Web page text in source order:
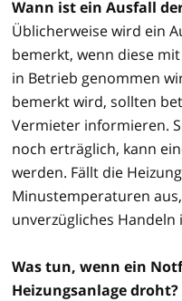
Wann ist ein Ausfall
Üblicherweise wird ein
bemerkt, wenn diese
in Betrieb genommen
bemerkt wird, sollten
Vermieter informieren.
noch erträglich, kann
werden. Fällt die
Minustemperaturen
unverzügliches
Was tun, wenn ein
Heizungsanlage droht?